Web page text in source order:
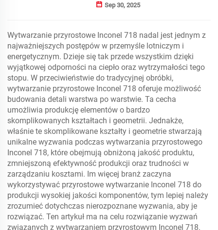
Sep 30, 2025
Wytwarzanie przyrostowe Inconel 718 nadal jest jednym z
najważniejszych postępów w przemyśle lotniczym i
energetycznym. Dzieje się tak przede wszystkim dzięki
wyjątkowej odporności na ciepło oraz wytrzymałości tego
stopu. W przeciwieństwie do tradycyjnej obróbki,
wytwarzanie przyrostowe Inconel 718 oferuje możliwość
budowania detali warstwa po warstwie. Ta cecha
umożliwia produkcję elementów o bardzo
skomplikowanych kształtach i geometrii. Jednakże,
właśnie te skomplikowane kształty i geometrie stwarzają
unikalne wyzwania podczas wytwarzania przyrostowego
Inconel 718, które obejmują obniżoną jakość produktu,
zmniejszoną efektywność produkcji oraz trudności w
zarządzaniu kosztami. Im więcej branż zaczyna
wykorzystywać przyrostowe wytwarzanie Inconel 718 do
produkcji wysokiej jakości komponentów, tym lepiej należy
zrozumieć dotychczas nierozpoznane wyzwania, aby je
rozwiązać. Ten artykuł ma na celu rozwiązanie wyzwań
związanych z wytwarzaniem przyrostowym Inconel 718.